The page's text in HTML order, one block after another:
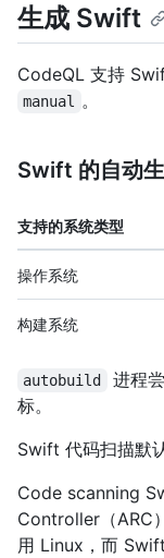
生成 Swift
CodeQL 支持
manual 。
Swift 的自动
支持的系统类型
操作系统
构建系统
autobuild
进程
标。
Swift 代码扫描默
Code scanning
Controller（ARC
用 Linux，而